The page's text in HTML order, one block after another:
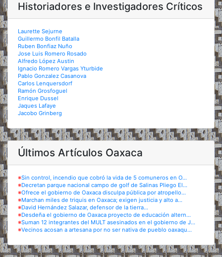
Historiadores e Investigadores Críticos
Laurette Sejurne
Guillermo Bonfil Batalla
Ruben Bonfiaz Nuño
Jose Luis Romero Rosado
Alfredo López Austin
Ignacio Romero Vargas Yturbide
Pablo Gonzalez Casanova
Carlos Lenquersdorf
Ramón Grosfoguel
Enrique Dussel
Jaques Lafaye
Jacobo Grinberg
Últimos Artículos Oaxaca
※Sin control, incendio que cobró la vida de 5 comuneros en O...
※Decretan parque nacional campo de golf de Salinas Pliego El...
※Ofrece el gobierno de Oaxaca disculpa pública por atropello...
※Marchan miles de triquis en Oaxaca; exigen justicia y alto a...
※David Hernández Salazar, defensor de la tierra...
※Desdeña el gobierno de Oaxaca proyecto de educación altern...
※Suman 12 integrantes del MULT asesinados en el gobierno de J...
※Vecinos acosan a artesana por no ser nativa de pueblo oaxaqu...